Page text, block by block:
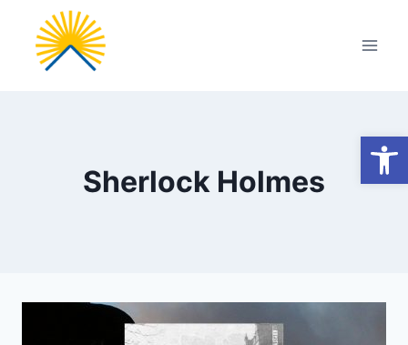
Przejdź
treści
Sherlock Holmes